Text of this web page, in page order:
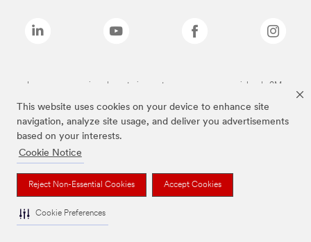
This website uses cookies on your device to enhance site
navigation, analyze site usage, and deliver you advertisements
based on your interests.
Cookie Notice
Reject Non-Essential Cookies Accept Cookies
Cookie Preferences
Las marcas mencionadas anteriormente son marcas comerciales de 3M.